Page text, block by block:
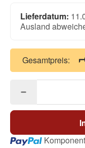
Lieferdatum:
Ausland
Gesamtpreis:
Loading...